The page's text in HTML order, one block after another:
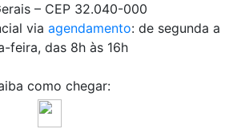
– CEP 32.040-000
via agendamento: de segunda a
feira, das 8h às 16h
como chegar: